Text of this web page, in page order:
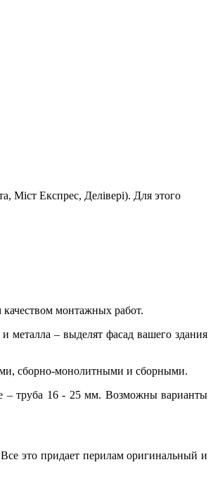
Міст Експрес, Делівері). Для этого
монтажных работ.
металла – выделят фасад вашего здания
сборно-монолитными и сборными.
– труба 16 - 25 мм. Возможны варианты
это придает перилам оригинальный и